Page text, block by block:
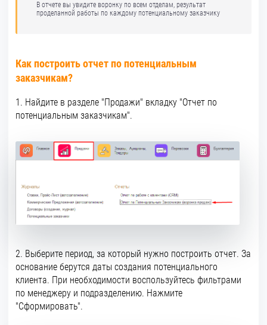
В отчете вы увидите воронку по всем отделам, результат
проделанной работы по каждому потенциальному заказчику
Как построить отчет по потенциальным
заказчикам?
1. Найдите в разделе "Продажи" вкладку "Отчет по
потенциальным заказчикам".
2. Выберите период, за который нужно построить отчет. За
основание берутся даты создания потенциального
клиента. При необходимости воспользуйтесь фильтрами
по менеджеру и подразделению. Нажмите
"Сформировать".